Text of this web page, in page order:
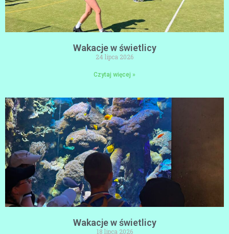
Wakacje w świetlicy
24 lipca 2026
Czytaj więcej »
Wakacje w świetlicy
18 lipca 2026